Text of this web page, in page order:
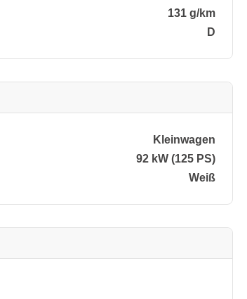
131 g/km
D
Kleinwagen
92 kW (125 PS)
Weiß